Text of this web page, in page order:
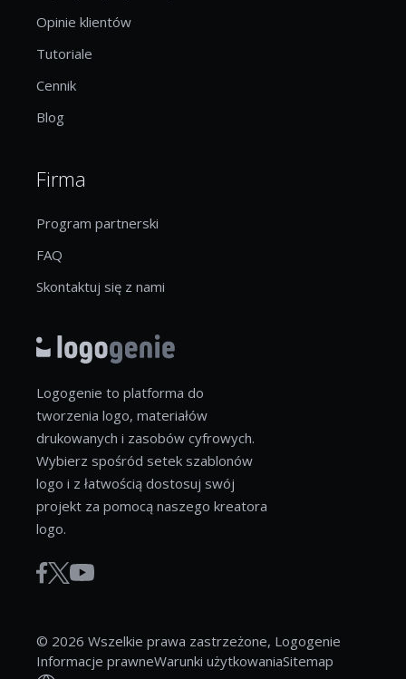
Opinie klientów
Tutoriale
Cennik
Blog
Firma
Program partnerski
FAQ
Skontaktuj się z nami
Logogenie to platforma do
tworzenia logo, materiałów
drukowanych i zasobów cyfrowych.
Wybierz spośród setek szablonów
logo i z łatwością dostosuj swój
projekt za pomocą naszego kreatora
logo.
© 2026 Wszelkie prawa zastrzeżone, Logogenie
Informacje prawneWarunki użytkowaniaSitemap